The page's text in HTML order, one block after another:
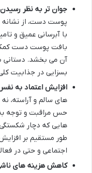
جوان تر به نظر
پوست دست، از
با آبرسانی عمیق و
بافت پوست دست کمک
آن می بخشد. دستانی
بسزایی در جذابیت
افزایش اعتماد به
های سالم و آراسته،
حس مراقبت و توجه به
هایی که دچار
طور مستقیم بر
اجتماعی و حتی در
کاهش هزینه های